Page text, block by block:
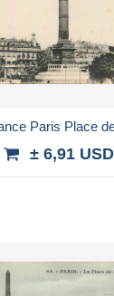
Paris Place
± 6,91 USD